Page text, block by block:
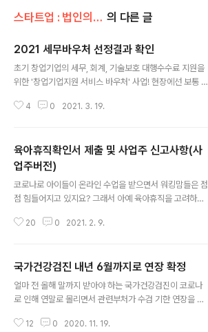
스타트업 : 법인의 노하우/세무 및 인사 외 기타 의 다른 글
2021 세무바우처 선정결과 확인
초기 창업기업의 세무, 회계, 기술보호 대행수수료 지원을
위한 '창업기업지원 서비스 바우처' 사업! 현장에선 보통 세
설립기간의 제한이 있기는 하지만 그 외 별다른 조건없이
전부터 Kstartup 사이트에 접속이 몰리면서 오픈 시간을
훨씬 넘겨서도 접속대기 시간이 3시간, 4시간 이런 상황이
었습니다. 결국 신청시각을 오후로 재공지 했음에도 계속
접속자가 몰려 굉장히 어렵게 신청을 마쳤는데, 선착순 마
럼 어렵게 신청하셨던 만큼 결과를 기대하고 계실텐데요.
4 0 2021. 3. 19.
육아휴직확인서 제출 및 사업주 신고사항(사
업주버전)
코로나로 아이들이 온라인 수업을 받으면서 워킹맘들은 점
점 힘들어지고 있지요? 그래서 아예 육아휴직을 고려하는
사업주는 무조건 사용을 허가해 주셔야 합니다. 종종 일손
다. 회사에 특별한 사정이 있다하시더라도 휴직을 반려하
실 순 없으니 직원분과 잘 협의하셔서 허가해 주셔야 합니
다. 육아휴직 기간동안 회사는 직원의 급여는 주지 않아도
요. 육아휴직확인서를 신청하고, 4대 보험에 각각 납부 유
20 0 2021. 2. 9.
국가건강검진 내년 6월까지로 연장 확정
얼마 전 올해 말까지 받아야 하는 국가건강검진이 코로나
로 인해 연말로 몰리면서 관련부처가 수검 기한 연장을 검
월까지로 확정되었다는 소식입니다! 2015년 중동호흡기
12 0 2020. 11. 19.